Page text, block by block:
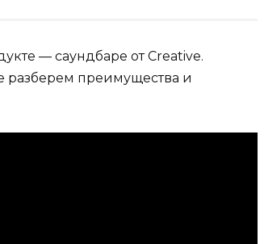
— саундбаре от Creative.
разберем преимущества и